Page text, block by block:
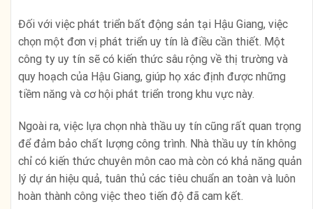
Đối với việc phát triển bất động sản tại Hậu Giang, việc
chọn một đơn vị phát triển uy tín là điều cần thiết. Một
công ty uy tín sẽ có kiến thức sâu rộng về thị trường và
quy hoạch của Hậu Giang, giúp họ xác định được những
tiềm năng và cơ hội phát triển trong khu vực này.
Ngoài ra, việc lựa chọn nhà thầu uy tín cũng rất quan trọng
để đảm bảo chất lượng công trình. Nhà thầu uy tín không
chỉ có kiến thức chuyên môn cao mà còn có khả năng quản
lý dự án hiệu quả, tuân thủ các tiêu chuẩn an toàn và luôn
hoàn thành công việc theo tiến độ đã cam kết.